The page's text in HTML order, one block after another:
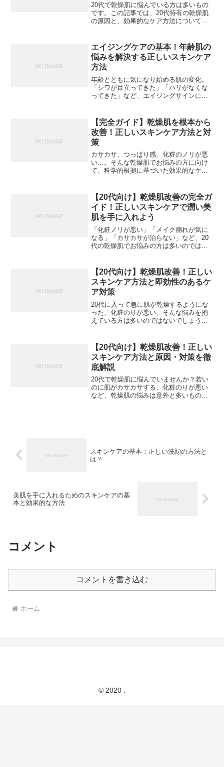
20代で乾燥肌に悩んでいる方は多いもの
です。この記事では、20代特有の乾燥肌
の原因と、効果的なケア方法について詳
っている様子】## 20代の乾燥肌の特徴と
原因##...
エイジングケアの基本！年齢肌の
悩みを解決する正しいスキンケア
方法
年齢とともに気になり始める肌の変化。
「シワが目立ってきた」「ハリがなくな
ってきた」など、エイジングサインに悩
をご紹介します。エイジングサインの原
因とメカニズム肌の老化は...
【完全ガイド】乾燥肌を根本から
改善！正しいスキンケア方法と対
策
カサカサ、つっぱり感、化粧のノリが悪
い…。そんな乾燥肌でお悩みの方に向け
て、科学的根拠に基づいた効果的なケア
ている状態を指します。主な原因とし
て、バリア機能の低下やセラ...
【20代向け】乾燥肌改善の完全ガ
イド！正しいスキンケアで潤い美
肌を手に入れよう
「化粧ノリが悪い」「メイク崩れが気に
なる」「カサカサが治らない」など、20
代の乾燥肌でお悩みの方は多いのではな
紹介します。【画像: 「悩む表情の20代女
性と様々なスキ...
【20代向け】乾燥肌改善！正しい
スキンケア方法と即効性のあるケ
ア対策
20代に入って急に肌が乾燥するようにな
った、化粧のりが悪い、そんな悩みを抱
えている方は多いのではないでしょう
す。なぜ20代で急に乾燥肌になるの？20
代になって突然乾燥...
【20代向け】乾燥肌改善！正しい
スキンケア方法と原因・対策を徹
底解説
20代で乾燥肌に悩んでいませんか？若い
のに肌がカサカサする、化粧のりが悪い
など、乾燥肌の悩みは意外と多いもので
スキンケアの基本：正しい洗顔の方法と
は？
美肌を手に入れるためのスキンケアの基
本と効果的な方法
コメント
コメントを書き込む
ホーム
© 2020 .